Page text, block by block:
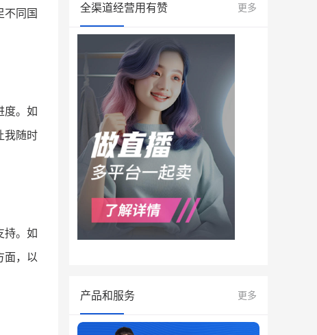
不同国
度。如
我随时
持。如
面，以
全渠道经营用有赞 更多
产品和服务 更多